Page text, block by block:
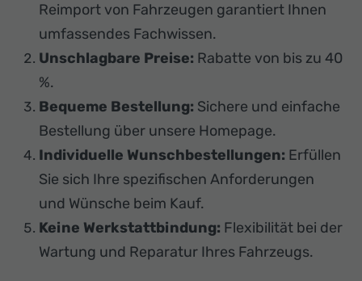
Reimport von Fahrzeugen garantiert Ihnen
umfassendes Fachwissen.
Unschlagbare Preise: Rabatte von bis zu 40
%.
Bequeme Bestellung: Sichere und einfache
Bestellung über unsere Homepage.
Individuelle Wunschbestellungen: Erfüllen
Sie sich Ihre spezifischen Anforderungen
und Wünsche beim Kauf.
Keine Werkstattbindung: Flexibilität bei der
Wartung und Reparatur Ihres Fahrzeugs.